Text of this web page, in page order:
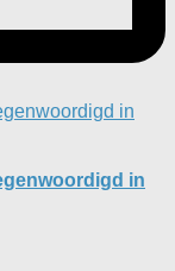
in